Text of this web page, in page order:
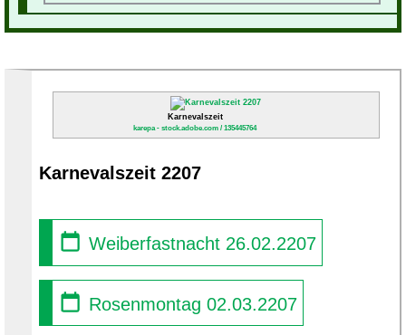
Karnevalszeit
karepa - stock.adobe.com / 135445764
Karnevalszeit 2207
Weiberfastnacht 26.02.2207
Rosenmontag 02.03.2207